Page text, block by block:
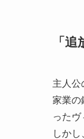
「
主人公
家業の
ったヴ
しか